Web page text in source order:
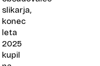
slikarja,
konec
leta
2025
kupil